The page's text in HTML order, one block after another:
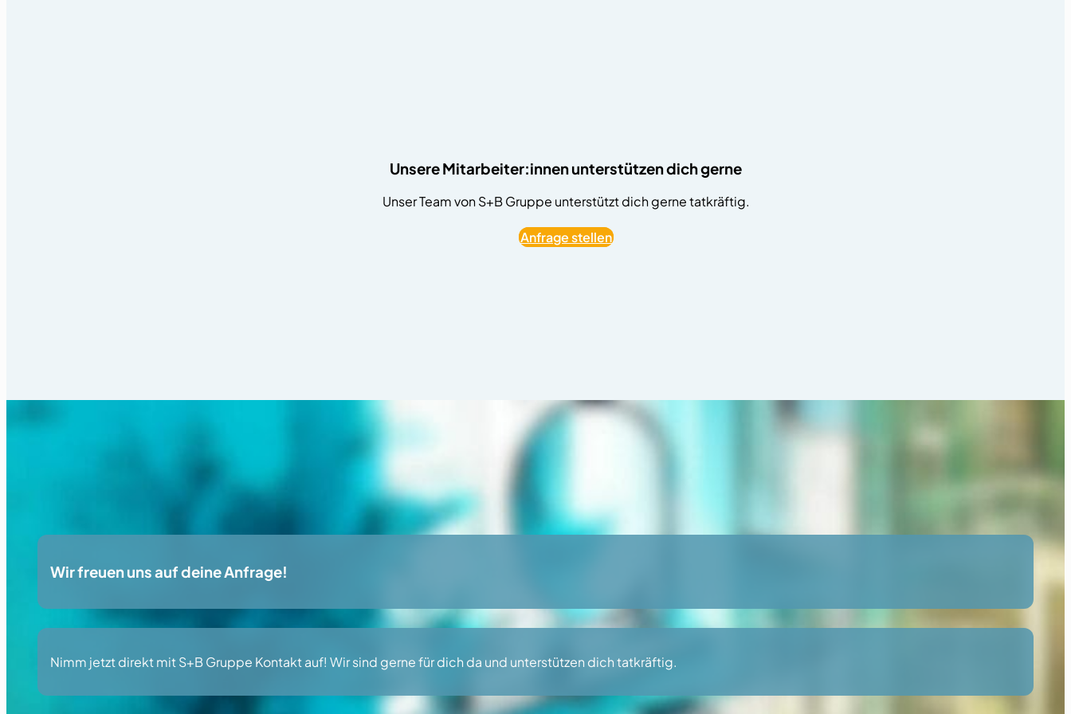
Unsere Mitarbeiter:innen unterstützen dich gerne
Unser Team von S+B Gruppe unterstützt dich gerne tatkräftig.
Anfrage stellen
Wir freuen uns auf deine Anfrage!
Nimm jetzt direkt mit S+B Gruppe Kontakt auf! Wir sind gerne für dich da und unterstützen dich tatkräftig.